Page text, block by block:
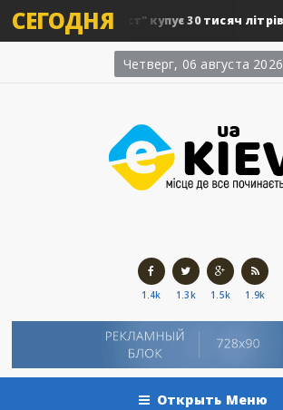
СЕГОДНЯ купує 30 тисяч літрів...
Четверг, 06 августа 2026
1.4k 1.3k 1.5k 1.9k
Открыть Меню